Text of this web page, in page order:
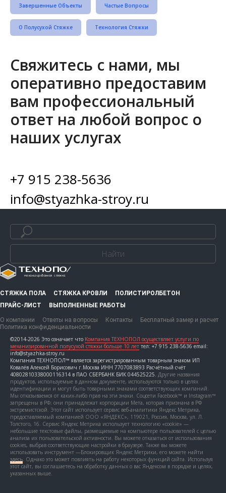
Завершенные Объекты Частые Вопросы
О Полусухой Стяжке Технология Стяжки
Свяжитесь с нами, мы
оперативно предоставим
вам профессиональный
ответ на любой вопрос о
наших услугах
+7 915 238-5636
info@styazhka-stroy.ru
Найти
СТЯЖКА ПОЛА СТЯЖКА КРОВЛИ
ПОЛИСТИРОЛБЕТОН
ПРАЙС-ЛИСТ
ВЫПОЛНЕННЫЕ РАБОТЫ
О компании Ответы на вопросы Контакты
Бесплатный замер и расчет
Политика конфиденциальности
©2014-2026 Это означает что Компания ТЕХНОПОЛ осуществляет услуги по
механизированной полусухой стяжки больше 10 лет тел: +7 915 238-5636 email:
info@styazhka-stroy.ru
Компания ТЕХНОПОЛ™ является зарегистрированным товарным знаком ИП
Ковалёв Алексей Борисович г.Москва ИНН 7707083893 Расчётный счёт
40802810338000116314 в ПАО СБЕРБАНК БИК 044525225. Другие названия
продуктов, используемые в данном документе, используются только в целях
идентификации и могут быть товарными знаками соответствующих компаний.
Мы отказываемся от каких-либо прав на эти знаки. Соцсети Facebook™ и Instagram™
запрещены в РФ; они принадлежат корпорации Мета, которая признана в РФ
экстремистской. Этот сайт использует сервис веб-аналитики Яндекс Метрика,
предоставляемый компанией ООО «ЯНДЕКС», 119021, Россия, Москва, ул. Л.
Толстого, 16. Сервис Яндекс Метрика использует технологию «cookie» —
небольшие текстовые файлы, размещаемые на компьютере пользователей с целью
анализа их пользовательской активности. Вы можете отказаться от использования
cookies, выбрав соответствующие настройки в браузере. Также вы можете
использовать инструмент —Блокировщик Яндекс Метрики, его можете найти
здесь. Однако это может повлиять на работу некоторых функций сайта. Используя
этот сайт, вы соглашаетесь на обработку данных о вас Яндексом в порядке и целях,
указанных выше.